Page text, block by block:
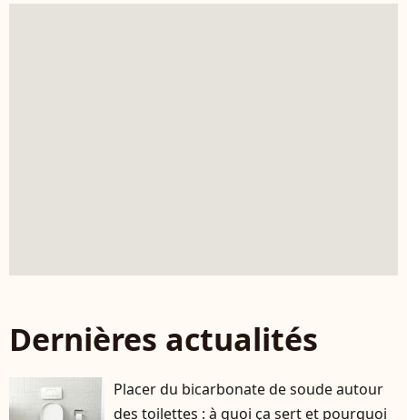
Dernières actualités
Placer du bicarbonate de soude autour
des toilettes : à quoi ça sert et pourquoi